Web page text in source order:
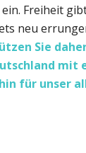
Freiheit
neu
Sie
mit
für unser